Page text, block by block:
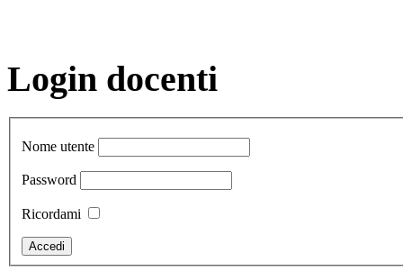
Login docenti
Nome utente
Password
Ricordami